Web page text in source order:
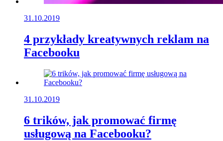
31.10.2019
4 przykłady kreatywnych reklam na
Facebooku
31.10.2019
6 trików, jak promować firmę
usługową na Facebooku?